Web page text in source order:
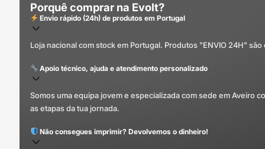
Porquê comprar na Evolt?
Envio rápido (24h) de produtos em Portugal
Loja nacional com stock em Portugal. Produtos "ENVIO 24H"
Apoio técnico, ajuda e atendimento personalizado
Somos uma equipa jovem e especializada com sede em Aveiro
as etapas da tua jornada.
Não consegues imprimir? Devolvemos o dinheiro!